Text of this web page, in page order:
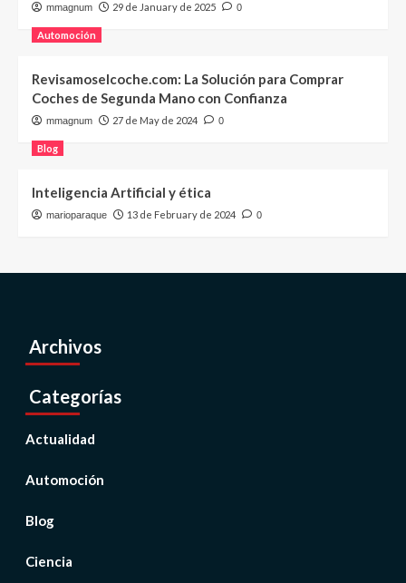
mmagnum 29 de January de 2025 0
Automoción
Revisamoselcoche.com: La Solución para Comprar
Coches de Segunda Mano con Confianza
mmagnum 27 de May de 2024 0
Blog
Inteligencia Artificial y ética
marioparaque 13 de February de 2024 0
Archivos
Categorías
Actualidad
Automoción
Blog
Ciencia